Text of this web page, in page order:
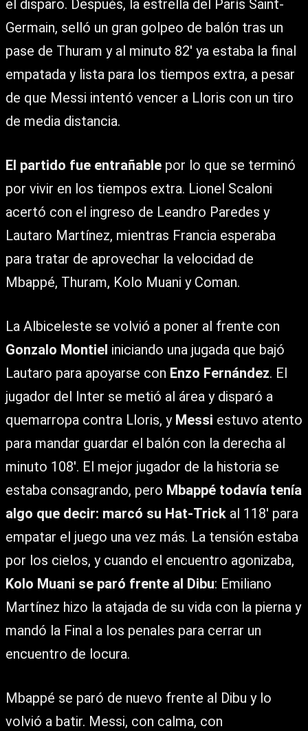
el disparo. Después, la estrella del París Saint-
Germain, selló un gran golpeo de balón tras un
pase de Thuram y al minuto 82′ ya estaba la final
empatada y lista para los tiempos extra, a pesar
de que Messi intentó vencer a Lloris con un tiro
de media distancia.
El partido fue entrañable por lo que se terminó
por vivir en los tiempos extra. Lionel Scaloni
acertó con el ingreso de Leandro Paredes y
Lautaro Martínez, mientras Francia esperaba
para tratar de aprovechar la velocidad de
Mbappé, Thuram, Kolo Muani y Coman.
La Albiceleste se volvió a poner al frente con
Gonzalo Montiel iniciando una jugada que bajó
Lautaro para apoyarse con Enzo Fernández. El
jugador del Inter se metió al área y disparó a
quemarropa contra Lloris, y Messi estuvo atento
para mandar guardar el balón con la derecha al
minuto 108′. El mejor jugador de la historia se
estaba consagrando, pero Mbappé todavía tenía
algo que decir: marcó su Hat-Trick al 118′ para
empatar el juego una vez más. La tensión estaba
por los cielos, y cuando el encuentro agonizaba,
Kolo Muani se paró frente al Dibu: Emiliano
Martínez hizo la atajada de su vida con la pierna y
mandó la Final a los penales para cerrar un
encuentro de locura.
Mbappé se paró de nuevo frente al Dibu y lo
volvió a batir. Messi, con calma, con